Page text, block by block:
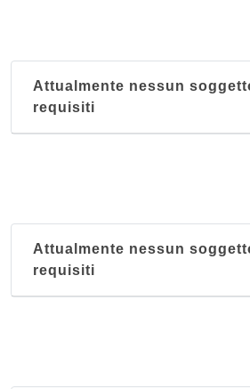
Attualmente nessun
requisiti
Attualmente nessun
requisiti